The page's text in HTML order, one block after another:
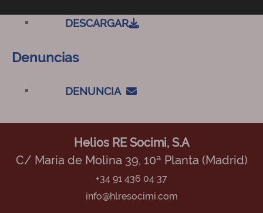
DESCARGAR
Denuncias
DENUNCIA
Helios RE Socimi, S.A
C/ María de Molina 39, 10ª Planta (Madrid)
+34 91 436 04 37
info@hlresocimi.com